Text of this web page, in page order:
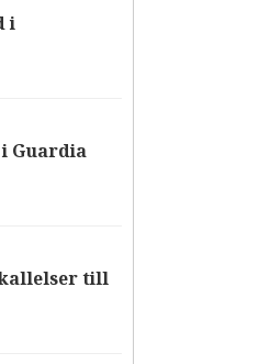
i
Guardia
till